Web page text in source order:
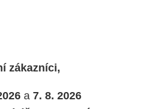
zákazníci,
a 7. 8. 2026